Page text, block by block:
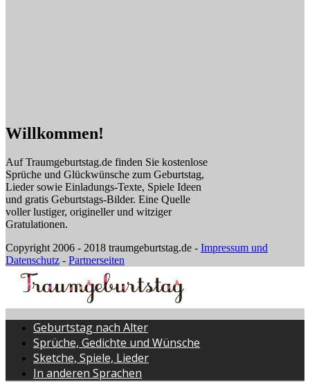
Willkommen!
Auf Traumgeburtstag.de finden Sie kostenlose
Sprüche und Glückwünsche zum Geburtstag,
Lieder sowie Einladungs-Texte, Spiele Ideen
und gratis Geburtstags-Bilder. Eine Quelle
voller lustiger, origineller und witziger
Gratulationen.
Copyright 2006 - 2018 traumgeburtstag.de - Impressum und
Datenschutz - Partnerseiten
Geburtstag nach Alter
Sprüche, Gedichte und Wünsche
Sketche, Spiele, Lieder
In anderen Sprachen